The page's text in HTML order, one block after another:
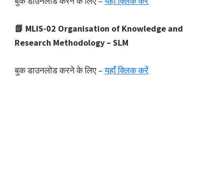
📗 MLIS-02 Organisation of Knowledge and
Research Methodology – SLM
बुक डाउनलोड करने के लिए –यहाँ क्लिक करें